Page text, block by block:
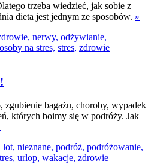
trzeba wiedzieć, jak sobie z
dieta jest jednym ze sposobów. »
nerwy, odżywianie,
na stres, stres, zdrowie
bagażu, choroby, wypadek
których boimy się w podróży. Jak
lot, nieznane, podróż, podróżowanie,
urlop, wakacje, zdrowie